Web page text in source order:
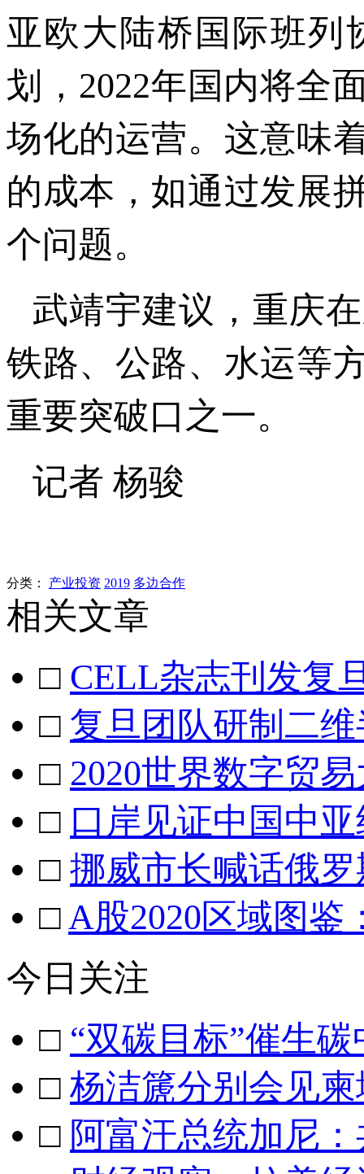
亚欧大陆桥国际班列
划，2022年国内将全
场化的运营。这意味
的成本，如通过发展
个问题。
武靖宇建议，重庆
铁路、公路、水运等
重要突破口之一。
记者 杨骏
分类： 产业投资 2019 多边合作
相关文章
□ CELL杂志刊发复
□ 复旦团队研制二
□ 2020世界数字贸
□ 口岸见证中国中
□ 挪威市长喊话俄
□A股2020区域图鉴
今日关注
□ “双碳目标”催生
□ 杨洁篪分别会见
□ 阿富汗总统加尼